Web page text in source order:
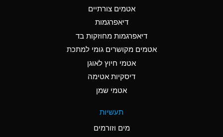
Ammonia Anhydrous
A
Ammonia Gas (cold)
A
Ammonia Gas (hot)
אטמים צורתיים
דיאפרגמות
דיאפרגמות מחוזקות בד
אטמים מקושרים גומי למתכת
אטמי חיוץ לאוגן
דיסקיות אטימה
אטמי שמן
תעשיות
מים וזורמים